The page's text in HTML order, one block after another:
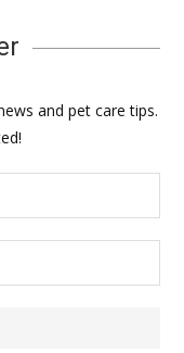
and pet care tips.